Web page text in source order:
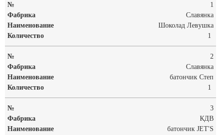
1
Славянка
Шоколад Левушка
1
2
Славянка
батончик Степ
1
3
КДВ
батончик JET'S